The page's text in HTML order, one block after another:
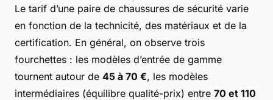
Le tarif d’une paire de chaussures de sécurité varie
en fonction de la technicité, des matériaux et de la
certification. En général, on observe trois
fourchettes : les modèles d’entrée de gamme
tournent autour de 45 à 70 €, les modèles
intermédiaires (équilibre qualité-prix) entre 70 et 110